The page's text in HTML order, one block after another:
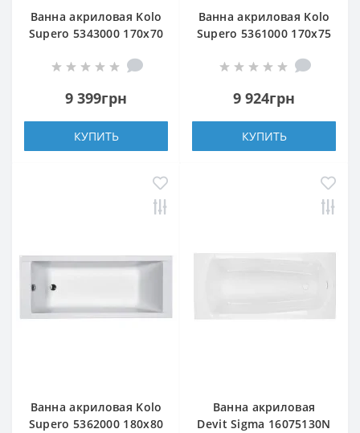
Ванна акриловая Kolo
Supero 5343000 170x70
9 399грн
КУПИТЬ
Ванна акриловая Kolo
Supero 5361000 170x75
9 924грн
КУПИТЬ
Ванна акриловая Kolo
Supero 5362000 180x80
Ванна акриловая
Devit Sigma 16075130N